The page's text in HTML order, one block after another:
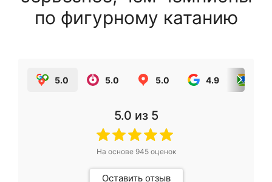
по фигурному катанию
5.0 5.0 5.0 4.9
5.0 из 5
На основе 945оценок
Оставить отзыв